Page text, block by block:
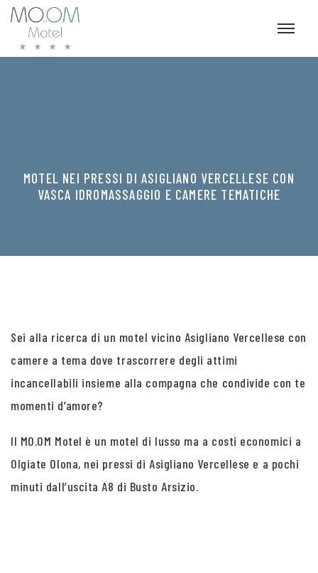
MOTEL NEI PRESSI DI ASIGLIANO VERCELLESE CON
VASCA IDROMASSAGGIO E CAMERE TEMATICHE
Sei alla ricerca di un motel vicino Asigliano Vercellese con
camere a tema dove trascorrere degli attimi
incancellabili insieme alla compagna che condivide con te
momenti d’amore?
Il MO.OM Motel è un motel di lusso ma a costi economici a
Olgiate Olona, nei pressi di Asigliano Vercellese e a pochi
minuti dall’uscita A8 di Busto Arsizio.